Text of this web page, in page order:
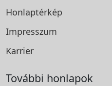
Honlaptérkép
Impresszum
Karrier
További honlapok